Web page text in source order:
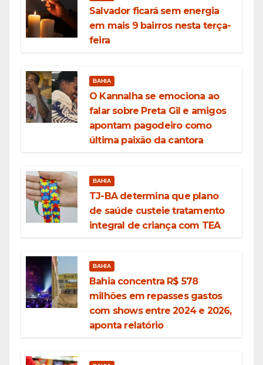
Salvador ficará sem energia
em mais 9 bairros nesta terça-
feira
BAHIA
O Kannalha se emociona ao
falar sobre Preta Gil e amigos
apontam pagodeiro como
última paixão da cantora
BAHIA
TJ-BA determina que plano
de saúde custeie tratamento
integral de criança com TEA
BAHIA
Bahia concentra R$ 578
milhões em repasses gastos
com shows entre 2024 e 2026,
aponta relatório